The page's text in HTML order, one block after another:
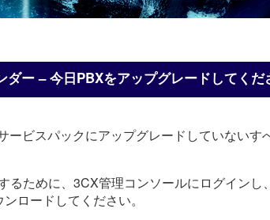
ー – 今日PBXをアップグレードしてくだ
ービスパックにアップグレードしていない
るために、3CX管理コンソールにログイン
ロードしてください。